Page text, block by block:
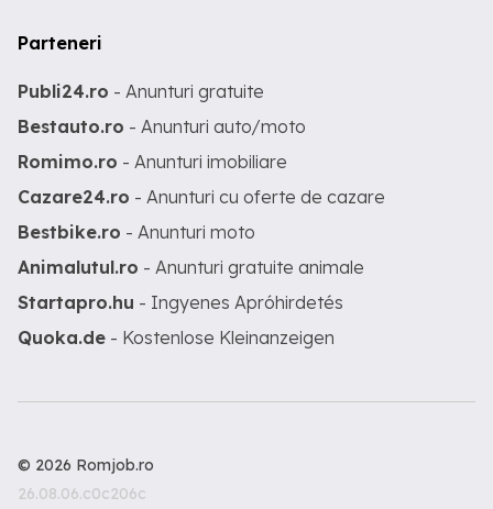
Parteneri
Publi24.ro - Anunturi gratuite
Bestauto.ro - Anunturi auto/moto
Romimo.ro - Anunturi imobiliare
Cazare24.ro - Anunturi cu oferte de cazare
Bestbike.ro - Anunturi moto
Animalutul.ro - Anunturi gratuite animale
Startapro.hu - Ingyenes Apróhirdetés
Quoka.de - Kostenlose Kleinanzeigen
© 2026 Romjob.ro
26.08.06.c0c206c